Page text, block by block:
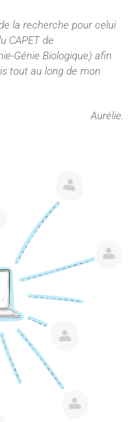
la recherche pour celui
CAPET de
Génie Biologique) afin
tout au long de mon
Aurélie.